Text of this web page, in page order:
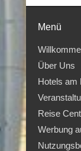
Menü
Über Uns
Hotels am
Reise
Werbung